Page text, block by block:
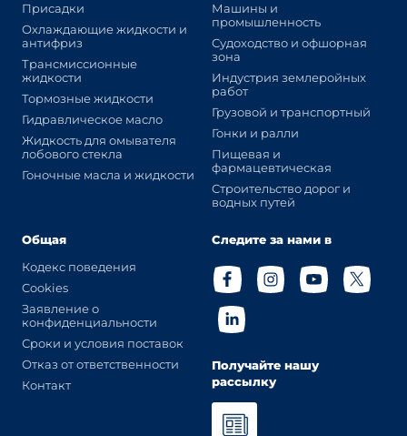
Присадки
Охлаждающие жидкости и
антифриз
Трансмиссионные
жидкости
Тормозные жидкости
Гидравлическое масло
Жидкость для омывателя
лобового стекла
Гоночные масла и жидкости
Машины и
промышленность
Судоходство и офшорная
зона
Индустрия землеройных
работ
Грузовой и транспортный
Гонки и ралли
Пищевая и
фармацевтическая
Строительство дорог и
водных путей
Общая
Кодекс поведения
Cookies
Заявление о
конфиденциальности
Сроки и условия поставок
Отказ от ответственности
Контакт
Следите за нами в
Получайте нашу
рассылку